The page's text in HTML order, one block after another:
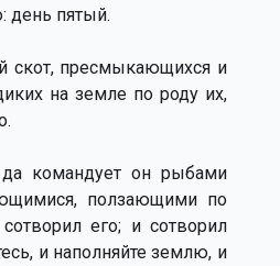
день пятый.
скот, пресмыкающихся и
на земле по роду их,
командует он рыбами
ползающими по
его; и сотворил
и наполняйте землю, и